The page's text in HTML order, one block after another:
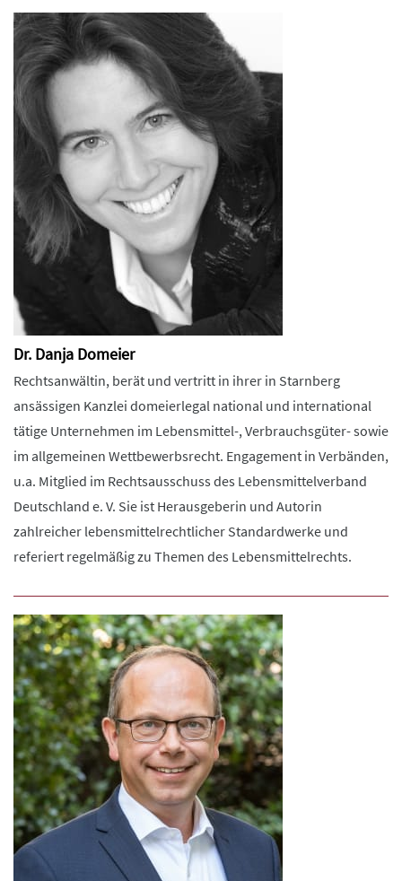
Dr. Danja Domeier
Rechtsanwältin, berät und vertritt in ihrer in Starnberg
ansässigen Kanzlei domeierlegal national und international
tätige Unternehmen im Lebensmittel-, Verbrauchsgüter- sowie
im allgemeinen Wettbewerbsrecht. Engagement in Verbänden,
u.a. Mitglied im Rechtsausschuss des Lebensmittelverband
Deutschland e. V. Sie ist Herausgeberin und Autorin
zahlreicher lebensmittelrechtlicher Standardwerke und
referiert regelmäßig zu Themen des Lebensmittelrechts.